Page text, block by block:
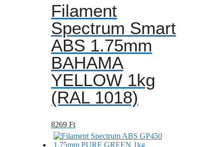
Filament
Spectrum Smart
ABS 1.75mm
BAHAMA
YELLOW 1kg
(RAL 1018)
8269 Ft